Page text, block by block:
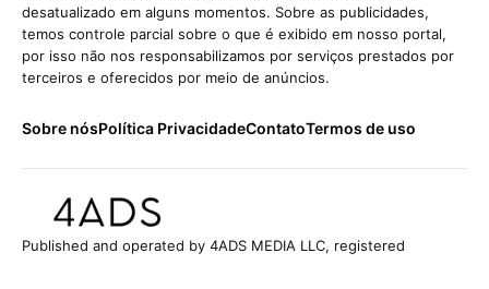
desatualizado em alguns momentos. Sobre as publicidades,
temos controle parcial sobre o que é exibido em nosso portal,
por isso não nos responsabilizamos por serviços prestados por
terceiros e oferecidos por meio de anúncios.
Sobre nósPolítica PrivacidadeContatoTermos de uso
Published and operated by 4ADS MEDIA LLC, registered